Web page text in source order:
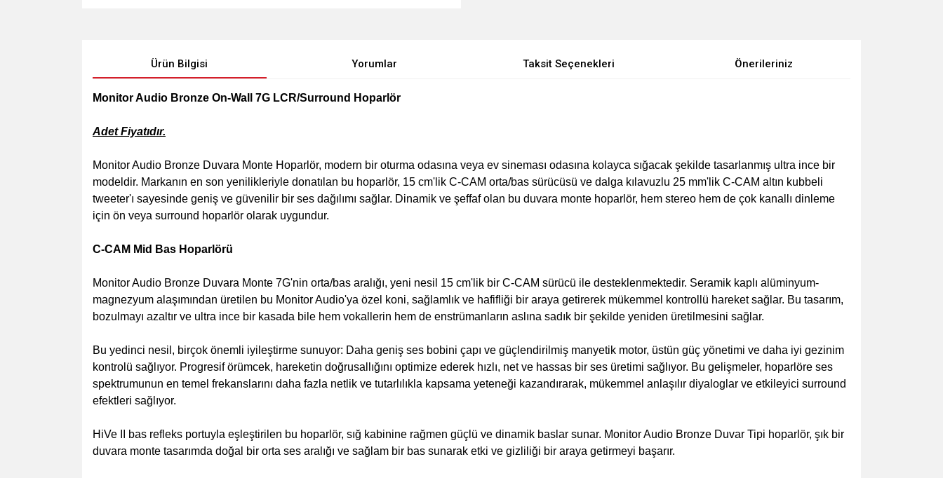
Ürün Bilgisi Yorumlar Taksit Seçenekleri Önerileriniz
Monitor Audio Bronze On-Wall 7G LCR/Surround Hoparlör
Adet Fiyatıdır.
Monitor Audio Bronze Duvara Monte Hoparlör, modern bir oturma odasına veya ev sineması odasına kolayca sığacak şekilde tasarlanmış ultra ince bir
modeldir. Markanın en son yenilikleriyle donatılan bu hoparlör, 15 cm'lik C-CAM orta/bas sürücüsü ve dalga kılavuzlu 25 mm'lik C-CAM altın kubbeli
tweeter'ı sayesinde geniş ve güvenilir bir ses dağılımı sağlar. Dinamik ve şeffaf olan bu duvara monte hoparlör, hem stereo hem de çok kanallı dinleme
için ön veya surround hoparlör olarak uygundur.
C-CAM Mid Bas Hoparlörü
Monitor Audio Bronze Duvara Monte 7G'nin orta/bas aralığı, yeni nesil 15 cm'lik bir C-CAM sürücü ile desteklenmektedir. Seramik kaplı alüminyum-
magnezyum alaşımından üretilen bu Monitor Audio'ya özel koni, sağlamlık ve hafifliği bir araya getirerek mükemmel kontrollü hareket sağlar. Bu tasarım,
bozulmayı azaltır ve ultra ince bir kasada bile hem vokallerin hem de enstrümanların aslına sadık bir şekilde yeniden üretilmesini sağlar.
Bu yedinci nesil, birçok önemli iyileştirme sunuyor: Daha geniş ses bobini çapı ve güçlendirilmiş manyetik motor, üstün güç yönetimi ve daha iyi gezinim
kontrolü sağlıyor. Progresif örümcek, hareketin doğrusallığını optimize ederek hızlı, net ve hassas bir ses üretimi sağlıyor. Bu gelişmeler, hoparlöre ses
spektrumunun en temel frekanslarını daha fazla netlik ve tutarlılıkla kapsama yeteneği kazandırarak, mükemmel anlaşılır diyaloglar ve etkileyici surround
efektleri sağlıyor.
HiVe II bas refleks portuyla eşleştirilen bu hoparlör, sığ kabinine rağmen güçlü ve dinamik baslar sunar. Monitor Audio Bronze Duvar Tipi hoparlör, şık bir
duvara monte tasarımda doğal bir orta ses aralığı ve sağlam bir bas sunarak etki ve gizliliği bir araya getirmeyi başarır.